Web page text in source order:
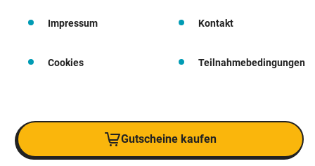
Impressum Kontakt
Cookies Teilnahmebedingungen
Gutscheine kaufen